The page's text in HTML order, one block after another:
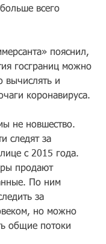
всего
пояснил,
госграниц можно
вычислять и
коронавируса.
не новшество.
следят за
с 2015 года.
продают
По ним
за
но можно
общие потоки